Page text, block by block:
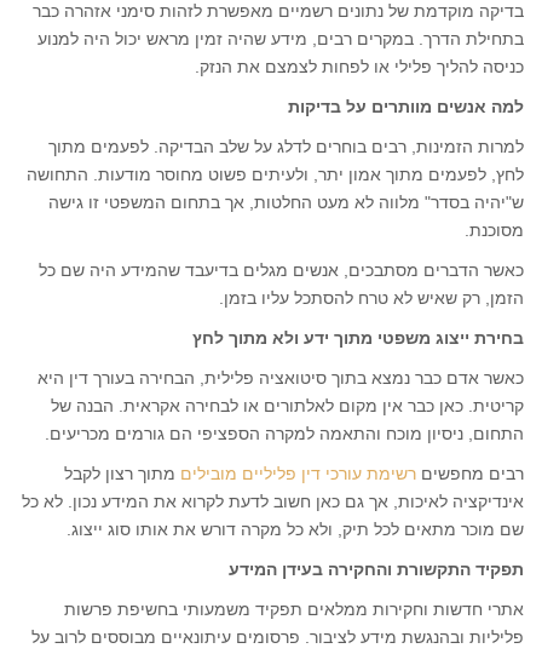
בדיקה מוקדמת של נתונים רשמיים מאפשרת לזהות סימני אזהרה כבר
בתחילת הדרך. במקרים רבים, מידע שהיה זמין מראש יכול היה למנוע
כניסה להליך פלילי או לפחות לצמצם את הנזק.
למה אנשים מוותרים על בדיקות
למרות הזמינות, רבים בוחרים לדלג על שלב הבדיקה. לפעמים מתוך
לחץ, לפעמים מתוך אמון יתר, ולעיתים פשוט מחוסר מודעות. התחושה
ש"יהיה בסדר" מלווה לא מעט החלטות, אך בתחום המשפטי זו גישה
מסוכנת.
כאשר הדברים מסתבכים, אנשים מגלים בדיעבד שהמידע היה שם כל
הזמן, רק שאיש לא טרח להסתכל עליו בזמן.
בחירת ייצוג משפטי מתוך ידע ולא מתוך לחץ
כאשר אדם כבר נמצא בתוך סיטואציה פלילית, הבחירה בעורך דין היא
קריטית. כאן כבר אין מקום לאלתורים או לבחירה אקראית. הבנה של
התחום, ניסיון מוכח והתאמה למקרה הספציפי הם גורמים מכריעים.
רבים מחפשים רשימת עורכי דין פליליים מובילים מתוך רצון לקבל
אינדיקציה לאיכות, אך גם כאן חשוב לדעת לקרוא את המידע נכון. לא כל
שם מוכר מתאים לכל תיק, ולא כל מקרה דורש את אותו סוג ייצוג.
תפקיד התקשורת והחקירה בעידן המידע
אתרי חדשות וחקירות ממלאים תפקיד משמעותי בחשיפת פרשות
פליליות ובהנגשת מידע לציבור. פרסומים עיתונאיים מבוססים לרוב על